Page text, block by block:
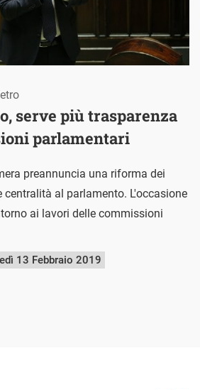
serve più trasparenza
parlamentari
preannuncia una riforma dei
centralità al parlamento. L'occasione
ai lavori delle commissioni
13 Febbraio 2019